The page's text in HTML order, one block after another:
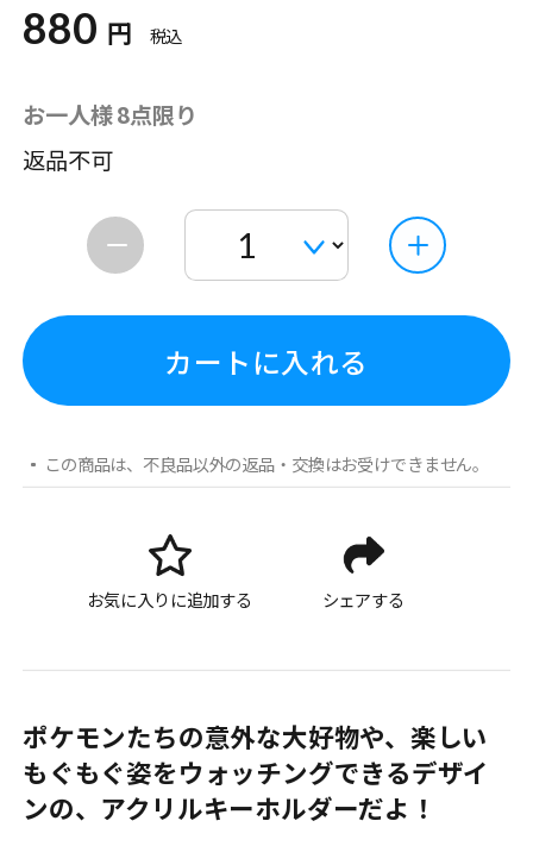
880 円 税込
お一人様 8点限り
返品不可
カートに入れる
この商品は、不良品以外の返品・交換はお受けできません。
お気に入りに追加する シェアする
ポケモンたちの意外な大好物や、楽しい
もぐもぐ姿をウォッチングできるデザイ
ンの、アクリルキーホルダーだよ！